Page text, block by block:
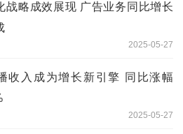
战略成效展现 广告业务同比增长
2025-05-27
收入成为增长新引擎 同比涨幅
2025-05-27